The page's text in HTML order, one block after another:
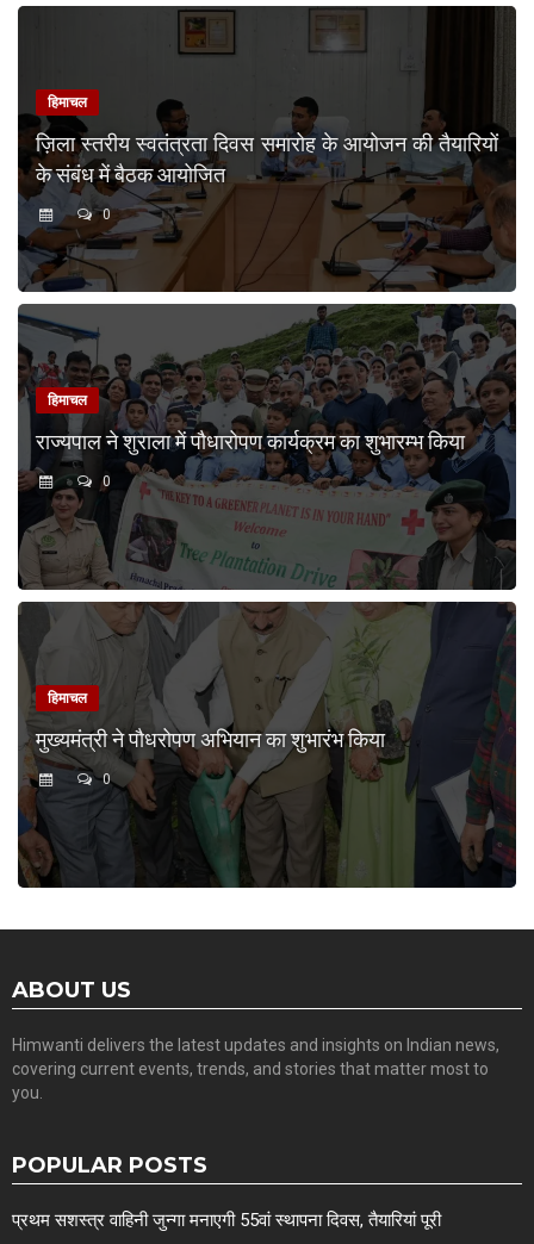
हिमाचल
ज़िला स्तरीय स्वतंत्रता दिवस समारोह के आयोजन की तैयारियों
के संबंध में बैठक आयोजित
0
हिमाचल
राज्यपाल ने शुराला में पौधारोपण कार्यक्रम का शुभारम्भ किया
0
हिमाचल
मुख्यमंत्री ने पौधरोपण अभियान का शुभारंभ किया
0
ABOUT US
Himwanti delivers the latest updates and insights on Indian news,
covering current events, trends, and stories that matter most to
you.
POPULAR POSTS
प्रथम सशस्त्र वाहिनी जुन्गा मनाएगी 55वां स्थापना दिवस, तैयारियां पूरी